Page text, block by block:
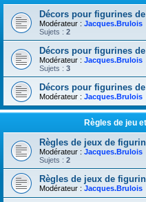
Décors pour figurines
Modérateur : Jacques.Brulois
Sujets : 2
Décors pour figurines
Modérateur : Jacques.Brulois
Sujets : 3
Décors pour figurines
Modérateur : Jacques.Brulois
Règles de jeu
Règles de jeux de
Modérateur : Jacques.Brulois
Sujets : 2
Règles de jeux de
Modérateur : Jacques.Brulois